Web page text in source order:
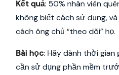
Kết quả: 50% nhân viên
không biết cách sử dụng,
cách ông chủ “theo dõi” họ.
Bài học: Hãy dành thời
cần sử dụng phần mềm